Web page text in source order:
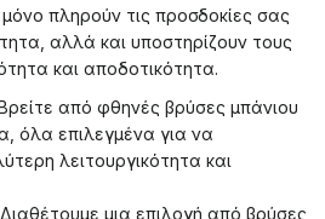
πληρούν τις προσδοκίες σας
αλλά και υποστηρίζουν τους
και αποδοτικότητα.
από φθηνές βρύσες μπάνιου
όλα επιλεγμένα για να
λειτουργικότητα και
Διαθέτουμε μια επιλογή από βρύσες